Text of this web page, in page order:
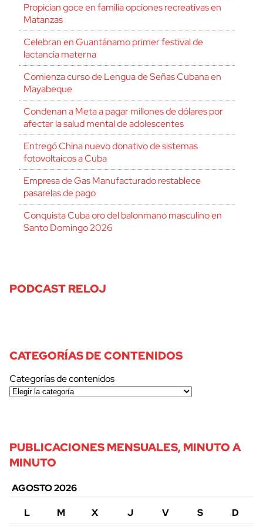
Propician goce en familia opciones recreativas en
Matanzas
Celebran en Guantánamo primer festival de
lactancia materna
Comienza curso de Lengua de Señas Cubana en
Mayabeque
Condenan a Meta a pagar millones de dólares por
afectar la salud mental de adolescentes
Entregó China nuevo donativo de sistemas
fotovoltaicos a Cuba
Empresa de Gas Manufacturado restablece
pasarelas de pago
Conquista Cuba oro del balonmano masculino en
Santo Domingo 2026
PODCAST RELOJ
CATEGORÍAS DE CONTENIDOS
Categorías de contenidos
PUBLICACIONES MENSUALES, MINUTO A
MINUTO
AGOSTO 2026
L
M X J V S D